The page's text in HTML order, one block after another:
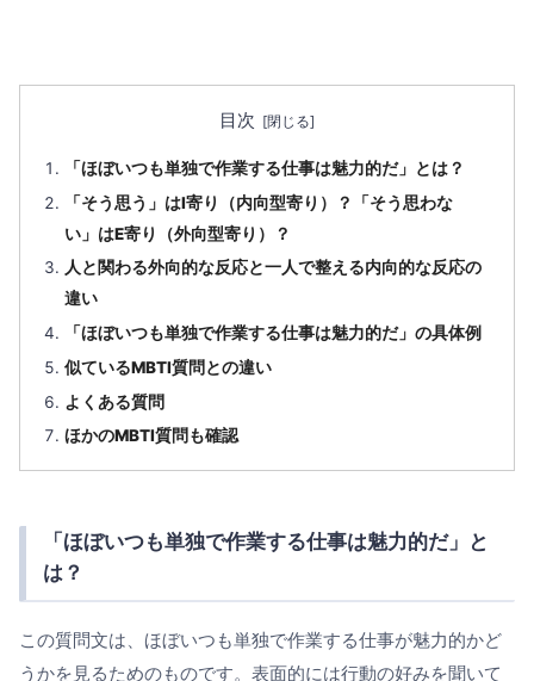
目次
「ほぼいつも単独で作業する仕事は魅力的だ」とは？
「そう思う」はI寄り（内向型寄り）？「そう思わな
い」はE寄り（外向型寄り）？
人と関わる外向的な反応と一人で整える内向的な反応の
違い
「ほぼいつも単独で作業する仕事は魅力的だ」の具体例
似ているMBTI質問との違い
よくある質問
ほかのMBTI質問も確認
「ほぼいつも単独で作業する仕事は魅力的だ」と
は？
この質問文は、ほぼいつも単独で作業する仕事が魅力的かど
うかを見るためのものです。表面的には行動の好みを聞いて